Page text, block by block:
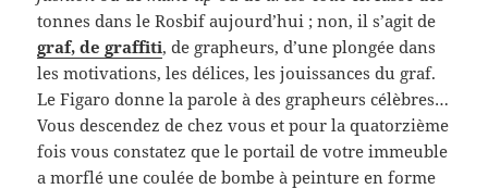
tonnes dans le Rosbif aujourd’hui ; non, il s’agit de
graf, de graffiti, de grapheurs, d’une plongée dans
les motivations, les délices, les jouissances du graf.
Le Figaro donne la parole à des grapheurs célèbres…
Vous descendez de chez vous et pour la quatorzième
fois vous constatez que le portail de votre immeuble
a morflé une coulée de bombe à peinture en forme